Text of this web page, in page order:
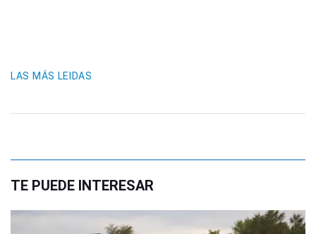
LAS MÁS LEIDAS
TE PUEDE INTERESAR